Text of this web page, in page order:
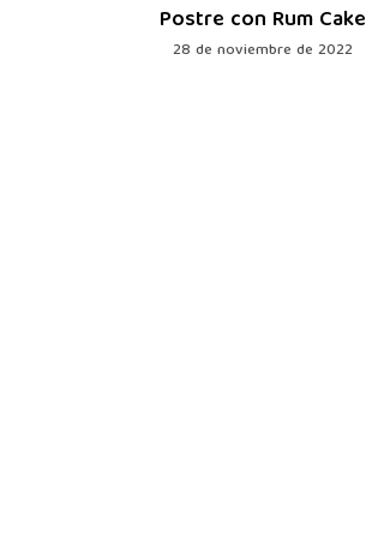
Postre con Rum Cake
28 de noviembre de 2022